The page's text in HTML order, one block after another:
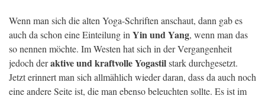
Wenn man sich die alten Yoga-Schriften anschaut, dann gab es
auch da schon eine Einteilung in Yin und Yang, wenn man das
so nennen möchte. Im Westen hat sich in der Vergangenheit
jedoch deraktive und kraftvolle Yogastilstark durchgesetzt.
Jetzt erinnert man sich allmählich wieder daran, dass da auch noch
eine andere Seite ist, die man ebenso beleuchten sollte. Es ist im